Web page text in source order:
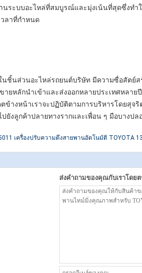
นระบบอะไหล่ที่สมบูรณ์และมุ่งเน้นที่สุดซึ่งทำ
วลาที่กำหนด
นชิ้นส่วนอะไหล่รถยนต์บริษัท มีความซื่อสัตย์ส
ายหลักนำเข้าและส่งออกหลายประเทศหลา
ตข้างหน้าเราจะปฏิบัติตามการบริหารโดยสุจ
ยังลูกค้าปลายทางรากและเพื่อน ๆ มือบางปล
เครื่องปรับความตึงสายพานอัตโนมัติ TOYOTA
ส่งคำถามของคุณกับเราโดยต